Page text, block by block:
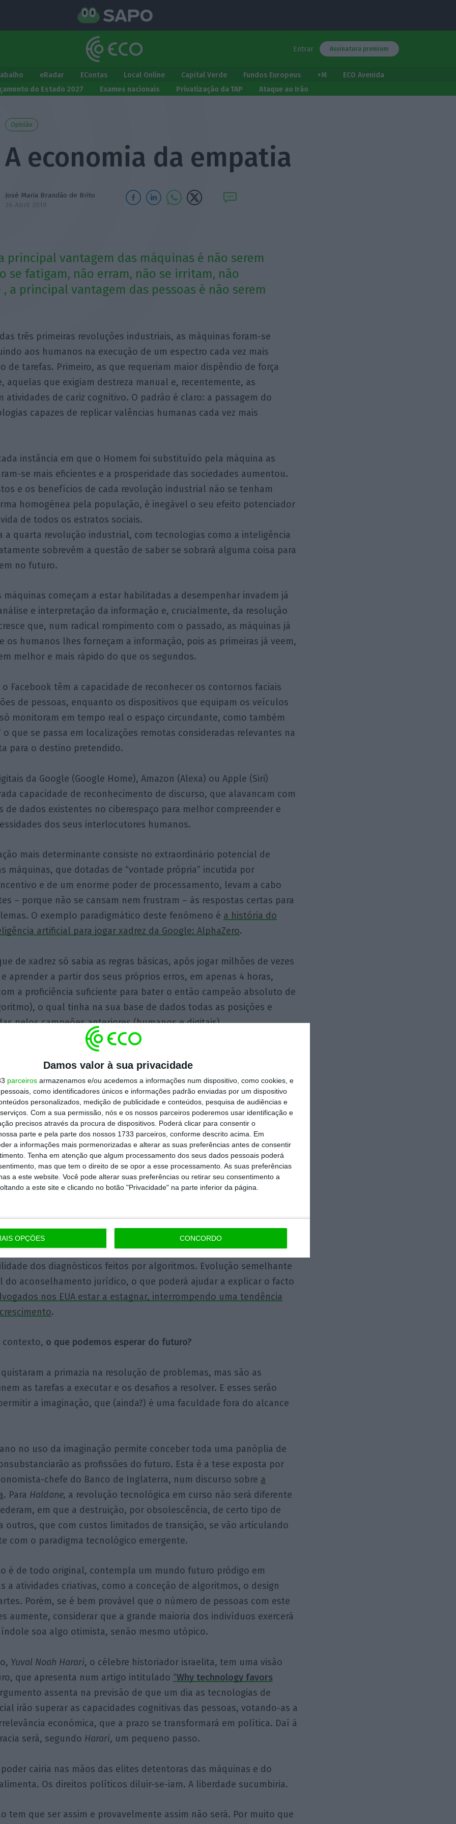
Damos valor à sua privacidade
parceiros armazenamos e/ou acedemos a informações num dispositivo, como cookies, e
como identificadores únicos e informações padrão enviadas por um dispositivo
personalizados, medição de publicidade e conteúdos, pesquisa de audiências e
Com a sua permissão, nós e os nossos parceiros poderemos usar identificação e
precisos através da procura de dispositivos. Poderá clicar para consentir o
parte e pela parte dos nossos 1733 parceiros, conforme descrito acima. Em
a informações mais pormenorizadas e alterar as suas preferências antes de consentir
Tenha em atenção que algum processamento dos seus dados pessoais poderá
mas que tem o direito de se opor a esse processamento. As suas preferências
a este website. Você pode alterar suas preferências ou retirar seu consentimento a
a este site e clicando no botão "Privacidade" na parte inferior da página.
OPÇÕES CONCORDO
Entrar Assinatura premium
eRadar EContas Local Online Capital Verde Fundos Europeus +M
ECO Avenida
do Estado 2027 Exames nacionais Privatização da TAP Ataque ao Irão
Opinião
A economia da empatia
José Maria Brandão de Brito
26 Abril 2019
principal vantagem das máquinas é não serem
se fatigam, não erram, não se irritam, não
a principal vantagem das pessoas é não serem
três primeiras revoluções industriais, as máquinas foram-se
aos humanos na execução de um espectro cada vez mais
de tarefas. Primeiro, as que requeriam maior dispêndio de força
aquelas que exigiam destreza manual e, recentemente, as
atividades de cariz cognitivo. O padrão é claro: a passagem do
capazes de replicar valências humanas cada vez mais
instância em que o Homem foi substituído pela máquina as
se mais eficientes e a prosperidade das sociedades aumentou.
e os benefícios de cada revolução industrial não se tenham
homogénea pela população, é inegável o seu efeito potenciador
de todos os estratos sociais.
a quarta revolução industrial, com tecnologias como a inteligência
sobrevém a questão de saber se sobrará alguma coisa para
no futuro.
máquinas começam a estar habilitadas a desempenhar invadem já
e interpretação da informação e, crucialmente, da resolução
que, num radical rompimento com o passado, as máquinas já
os humanos lhes forneçam a informação, pois as primeiras já veem,
melhor e mais rápido do que os segundos.
Facebook têm a capacidade de reconhecer os contornos faciais
de pessoas, enquanto os dispositivos que equipam os veículos
monitoram em tempo real o espaço circundante, como também
o que se passa em localizações remotas consideradas relevantes na
para o destino pretendido.
da Google (Google Home), Amazon (Alexa) ou Apple (Siri)
capacidade de reconhecimento de discurso, que alavancam com
de dados existentes no ciberespaço para melhor compreender e
dos seus interlocutores humanos.
mais determinante consiste no extraordinário potencial de
máquinas, que dotadas de “vontade própria” incutida por
e de um enorme poder de processamento, levam a cabo
– porque não se cansam nem frustram – às respostas certas para
O exemplo paradigmático deste fenómeno é a história do
artificial para jogar xadrez da Google: AlphaZero.
de xadrez só sabia as regras básicas, após jogar milhões de vezes
aprender a partir dos seus próprios erros, em apenas 4 horas,
a proficiência suficiente para bater o então campeão absoluto de
o qual tinha na sua base de dados todas as posições e
pelos campeões anteriores (humanos e digitais).
pode parecer trivial, na verdade é reveladora de uma radical
Isto porque, enquanto o algoritmo vencido detinha toda a
sobre xadrez, o AlphaZero não detinha nenhuma, mas isso não o
horas, gerar conhecimento que facilmente superou o que os
acumulado ao longo de séculos.
destas tecnologias começa agora a dar os primeiros passos,
já é notório em quadrantes da atividade económica outrora
elites profissionais.
é efetuado por computadores e no domínio dos serviços
e as bigtechs já dam cartas. Na medicina assiste-se a uma
da robotização de procedimentos cirúrgicos, bem como ao
dos diagnósticos feitos por algoritmos. Evolução semelhante
do aconselhamento jurídico, o que poderá ajudar a explicar o facto
nos EUA estar a estagnar, interrompendo uma tendência
.
contexto, o que podemos esperar do futuro?
a primazia na resolução de problemas, mas são as
as tarefas a executar e os desafios a resolver. E esses serão
a imaginação, que (ainda?) é uma faculdade fora do alcance
no uso da imaginação permite conceber toda uma panóplia de
as profissões do futuro. Esta é a tese exposta por
chefe do Banco de Inglaterra, num discurso sobre a
. Para Haldane, a revolução tecnológica em curso não será diferente
em que a destruição, por obsolescência, de certo tipo de
outros, que com custos limitados de transição, se vão articulando
com o paradigma tecnológico emergente.
é de todo original, contempla um mundo futuro pródigo em
a atividades criativas, como a conceção de algoritmos, o design
Porém, se é bem provável que o número de pessoas com este
aumente, considerar que a grande maioria dos indivíduos exercerá
soa algo otimista, senão mesmo utópico.
Yuval Noah Harari, o célebre historiador israelita, tem uma visão
que apresenta num artigo intitulado “Why technology favors
assenta na previsão de que um dia as tecnologias de
irão superar as capacidades cognitivas das pessoas, votando-as a
económica, que a prazo se transformará em política. Daí à
será, segundo Harari, um pequeno passo.
cairia nas mãos das elites detentoras das máquinas e do
Os direitos políticos diluir-se-iam. A liberdade sucumbiria.
tem que ser assim e provavelmente assim não será. Por muito que